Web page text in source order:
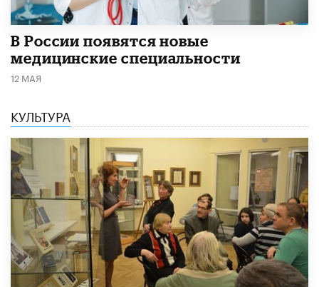
В России появятся новые
медицинские специальности
12 МАЯ
КУЛЬТУРА